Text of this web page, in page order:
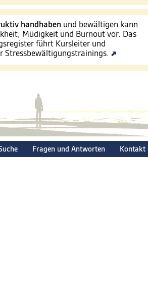
handhaben und bewältigen kann
Müdigkeit und Burnout vor. Das
führt Kursleiter und
Stressbewältigungstrainings.
Fragen und Antworten Kontakt